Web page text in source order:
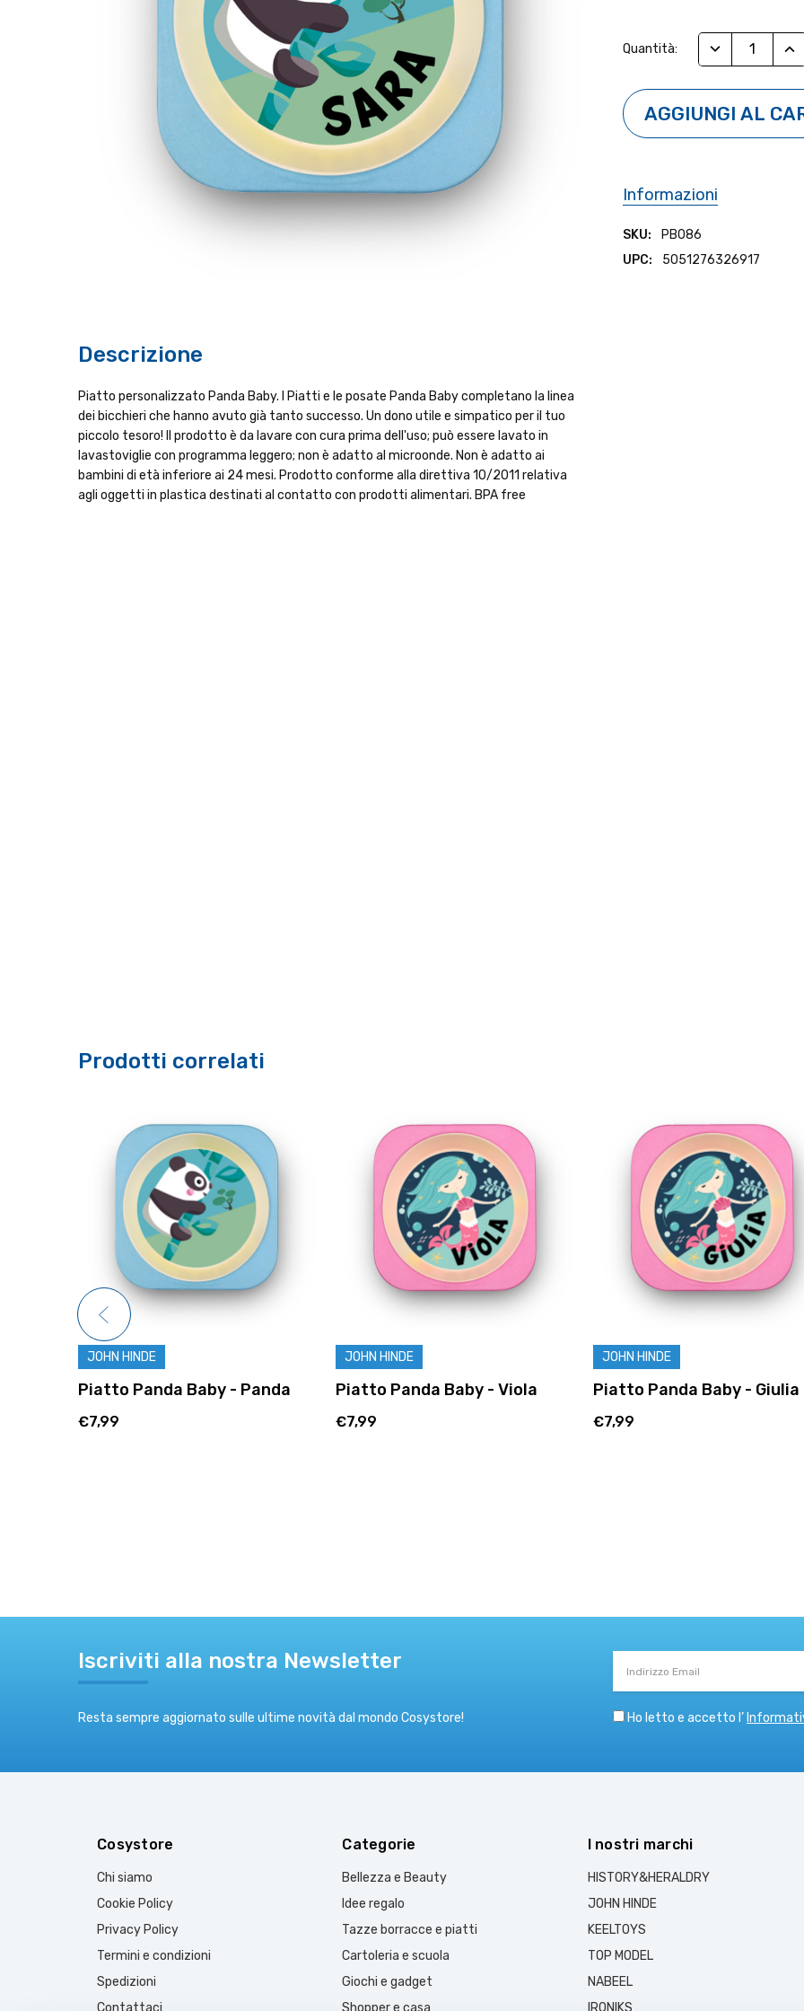
Attuale:
Quantità: RIDUCI
Informazioni
SKU:
PB086
UPC:
5051276326917
Descrizione
Piatto personalizzato Panda Baby. I Piatti e le posate Panda Baby completano la linea
dei bicchieri che hanno avuto già tanto successo. Un dono utile e simpatico per il tuo
piccolo tesoro! Il prodotto è da lavare con cura prima dell'uso; può essere lavato in
lavastoviglie con programma leggero; non è adatto al microonde. Non è adatto ai
bambini di età inferiore ai 24 mesi. Prodotto conforme alla direttiva 10/2011 relativa
agli oggetti in plastica destinati al contatto con prodotti alimentari. BPA free
Prodotti correlati
JOHN HINDE
Piatto Panda Baby - Panda
€7,99
JOHN HINDE
Piatto Panda Baby - Viola
€7,99
JOHN HINDE
Piatto Panda Baby - Giulia
€7,99
Iscriviti alla nostra Newsletter
Resta sempre aggiornato sulle ultime novità dal mondo Cosystore!
Email
Ho letto e accetto l’
Cosystore
Chi siamo
Cookie Policy
Privacy Policy
Termini e condizioni
Spedizioni
Contattaci
Categorie
Bellezza e Beauty
Idee regalo
Tazze borracce e piatti
Cartoleria e scuola
Giochi e gadget
Shopper e casa
I nostri marchi
HISTORY&HERALDRY
JOHN HINDE
KEELTOYS
TOP MODEL
NABEEL
IRONIKS